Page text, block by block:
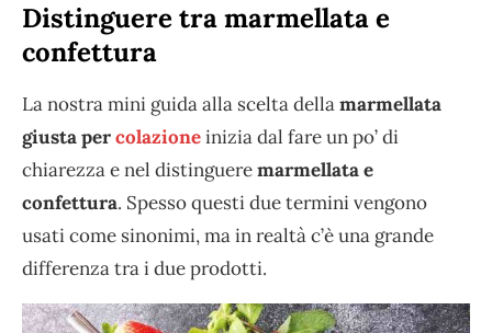
Distinguere tra marmellata e
confettura
La nostra mini guida alla scelta dellamarmellata
giusta percolazioneinizia dal fare un po’ di
chiarezza e nel distingueremarmellata e
confettura. Spesso questi due termini vengono
usati come sinonimi, ma in realtà c’è una grande
differenza tra i due prodotti.